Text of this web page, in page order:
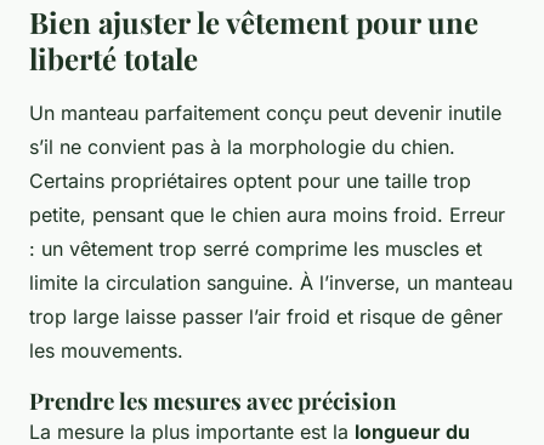
Bien ajuster le vêtement pour une
liberté totale
Un manteau parfaitement conçu peut devenir inutile
s’il ne convient pas à la morphologie du chien.
Certains propriétaires optent pour une taille trop
petite, pensant que le chien aura moins froid. Erreur
: un vêtement trop serré comprime les muscles et
limite la circulation sanguine. À l’inverse, un manteau
trop large laisse passer l’air froid et risque de gêner
les mouvements.
Prendre les mesures avec précision
La mesure la plus importante est la longueur du